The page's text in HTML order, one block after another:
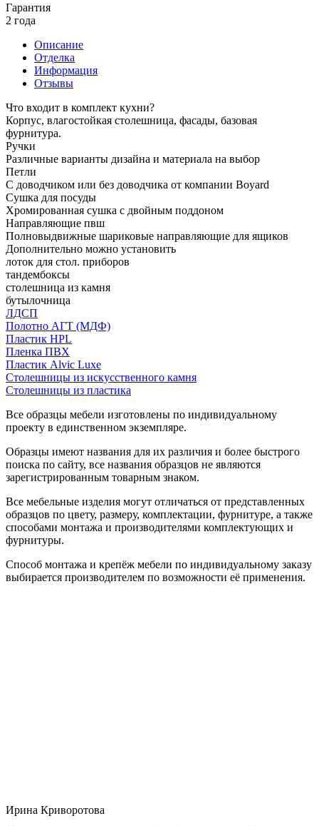
Гарантия
2 года
Описание
Отделка
Информация
Отзывы
Что входит в комплект кухни?
Корпус, влагостойкая столешница, фасады, базовая
фурнитура.
Ручки
Различные варианты дизайна и материала на выбор
Петли
С доводчиком или без доводчика от компании Boyard
Сушка для посуды
Хромированная сушка с двойным поддоном
Направляющие пвш
Полновыдвижные шариковые направляющие для ящиков
Дополнительно можно установить
лоток для стол. приборов
тандембоксы
столешница из камня
бутылочница
ЛДСП
Полотно АГТ (МДФ)
Пластик HPL
Пленка ПВХ
Пластик Alvic Luxe
Столешницы из искусственного камня
Столешницы из пластика
Все образцы мебели изготовлены по индивидуальному
проекту в единственном экземпляре.
Образцы имеют названия для их различия и более быстрого
поиска по сайту, все названия образцов не являются
зарегистрированным товарным знаком.
Все мебельные изделия могут отличаться от представленных
образцов по цвету, размеру, комплектации, фурнитуре, а также
способами монтажа и производителями комплектующих и
фурнитуры.
Способ монтажа и крепёж мебели по индивидуальному заказу
выбирается производителем по возможности её применения.
Ирина Криворотова